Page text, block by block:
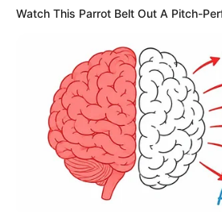
19:37 / 06 Avqust 2026
Nazirlik küləklə bağlı
ETDİ -Dənizə GİRMƏYİN
Watch This Parrot Belt Out A Pitch-